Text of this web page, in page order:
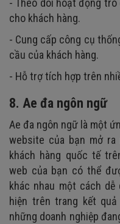
- Theo dõi hoạt động trò
cho khách hàng.
- Cung cấp công cụ
cầu của khách hàng.
- Hỗ trợ tích hợp trên
8. Ae đa ngôn ngữ
Ae đa ngôn ngữ là một
website của bạn mở
khách hàng quốc tế
web của bạn có thể
khác nhau một cách
hiện trên trang kết
những doanh nghiệp